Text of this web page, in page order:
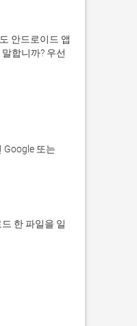
안드로이드 앱
합니까? 우선
한 파일을 일